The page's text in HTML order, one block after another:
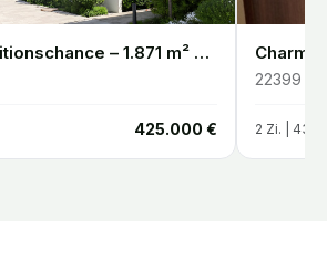
„Seltene Investitionschance – 1.871 m² Entwicklungsgrundstück in Elzach-Oberprechtal“
425.000 €
22399
2 Zi. | 43.5